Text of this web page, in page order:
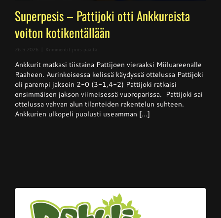
Superpesis – Pattijoki otti Ankkureista
voiton kotikentällään
26.5.2026 Kommentit pois päältä
–
Pattijoki
otti
Ankkureista
voiton
kotikentällään
Ankkurit matkasi tiistaina Pattijoen vieraaksi Miiluareenalle
Raaheen. Aurinkoisessa kelissä käydyssä ottelussa Pattijoki
oli parempi jaksoin 2-0 (3-1,4-2) Pattijoki ratkaisi
ensimmäisen jakson viimeisessä vuoroparissa. Pattijoki sai
ottelussa vahvan alun tilanteiden rakentelun suhteen.
Ankkurien ulkopeli puolusti useamman [...]